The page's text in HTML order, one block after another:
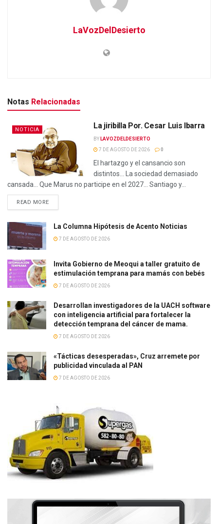
LaVozDelDesierto
Notas Relacionadas
NOTICIA La jiribilla Por. Cesar Luis Ibarra
BY LAVOZDELDESIERTO
7 DE AGOSTO DE 2026
0
El hartazgo y el cansancio son
distintos… La sociedad demasiado
cansada… Que Marus no participe en el 2027… Santiago y...
READ MORE
La Columna Hipótesis de Acento Noticias
7 DE AGOSTO DE 2026
Invita Gobierno de Meoqui a taller gratuito de
estimulación temprana para mamás con bebés
7 DE AGOSTO DE 2026
Desarrollan investigadores de la UACH software
con inteligencia artificial para fortalecer la
detección temprana del cáncer de mama.
7 DE AGOSTO DE 2026
«Tácticas desesperadas», Cruz arremete por
publicidad vinculada al PAN
7 DE AGOSTO DE 2026